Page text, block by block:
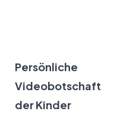
Persönliche
Videobotschaft
der Kinder